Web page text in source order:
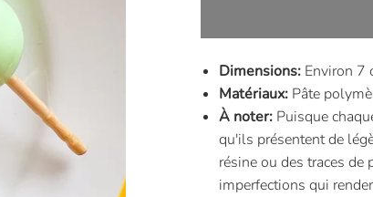
Dimensions: Environ 7
Matériaux: Pâte
À noter: Puisque
qu'ils présentent de
résine ou des traces de
imperfections qui